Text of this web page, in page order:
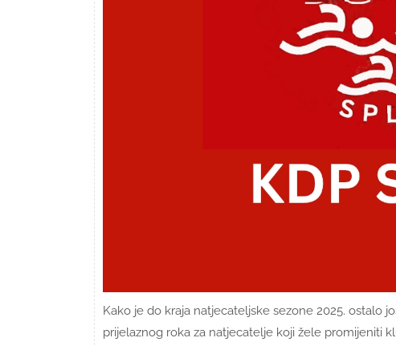
Kako je do kraja natjecateljske sezone 2025. ostalo
prijelaznog roka za natjecatelje koji žele promijeniti